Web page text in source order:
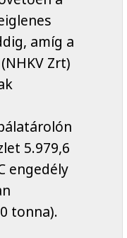
amíg a
Zrt)
5.979,6
engedély
tonna).